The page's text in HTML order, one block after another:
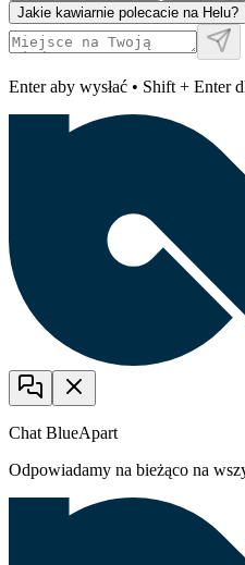
Jakie kawiarnie polecacie na Helu?
Enter aby wysłać • Shift + Enter
Chat BlueApart
Odpowiadamy na bieżąco na